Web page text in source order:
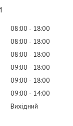
08:00
18:00
08:00
18:00
08:00
18:00
09:00
18:00
09:00
18:00
09:00
14:00
Вихідний